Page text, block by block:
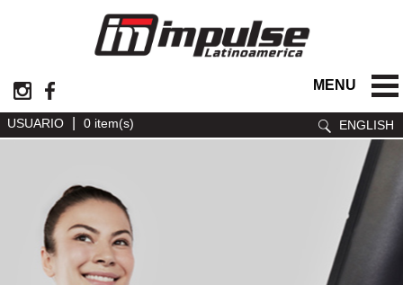
MENU
ENGLISH
USUARIO 0 item(s)